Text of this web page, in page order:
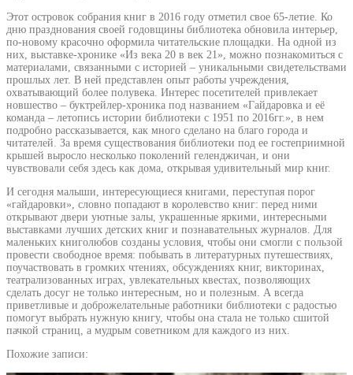
Этот островок собрания книг в 2016 году отметил свое 65-летие. Ко
дню празднования своей годовщины библиотека обновила интерьер,
по-новому красочно оформила читательские площадки. На одной из
них, выставке-хронике «Из века 20 в век 21», можно познакомиться с
материалами, связанными с историей – уникальными свидетельствами
прошлых лет. В ней представлен опыт работы учреждения,
охватывающий более полувека. Интерес посетителей привлекает
новшество – буктрейлер-хроника под названием «Гайдаровка и её
команда – летопись истории библиотеки с 1951 по 2016гг.», в нем
подробно рассказывается, как много сделано на благо города и
читателей. За время существования библиотеки под ее гостеприимной
крышей выросло несколько поколений геленджичан, и они
чувствовали себя здесь как дома, открывая удивительный мир книг.
И сегодня малыши, интересующиеся книгами, переступая порог
«гайдаровки», словно попадают в королевство книг: перед ними
открывают двери уютные залы, украшенные яркими, интересными
выставками лучших детских книг и познавательных журналов. Для
маленьких книголюбов созданы условия, чтобы они смогли с пользой
провести свободное время: побывать в литературных путешествиях,
поучаствовать в громких чтениях, обсуждениях книг, викторинах,
театрализованных играх, увлекательных квестах, позволяющих
сделать досуг не только интересным, но и полезным. А всегда
приветливые и доброжелательные работники библиотеки с радостью
помогут выбрать нужную книгу, чтобы она стала не только сшитой
пачкой страниц, а мудрым советником для каждого из них.
Похожие записи: